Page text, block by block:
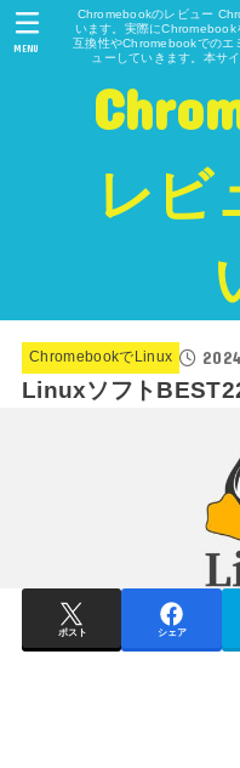
Chromebookのレビュー
います。実際に
互換性やChromebookでのエ
ューしていきます。本サ
レビ
MENU
ChromebookでLinux
Linuxソフト
ポスト シェア